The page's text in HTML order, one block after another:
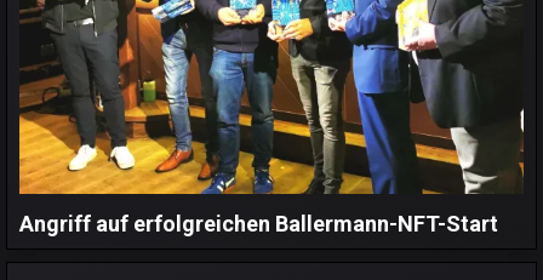
Angriff auf erfolgreichen Ballermann-NFT-Start